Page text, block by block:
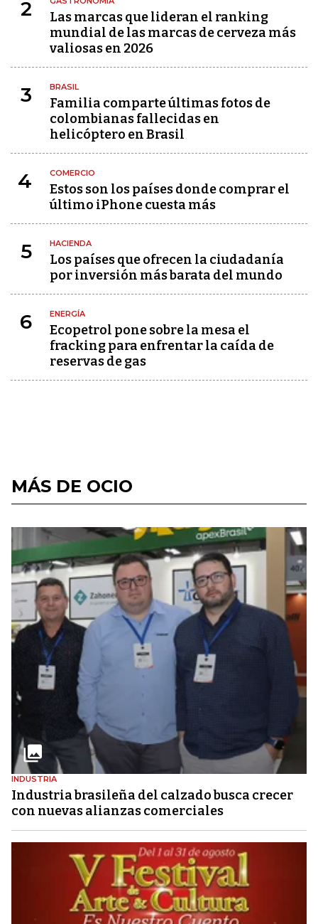
2
Las marcas que lideran el ranking
mundial de las marcas de cerveza más
valiosas en 2026
3 BRASIL
Familia comparte últimas fotos de
colombianas fallecidas en
helicóptero en Brasil
4 COMERCIO
Estos son los países donde comprar el
último iPhone cuesta más
5 HACIENDA
Los países que ofrecen la ciudadanía
por inversión más barata del mundo
6 ENERGÍA
Ecopetrol pone sobre la mesa el
fracking para enfrentar la caída de
reservas de gas
MÁS DE OCIO
INDUSTRIA
Industria brasileña del calzado busca crecer
con nuevas alianzas comerciales